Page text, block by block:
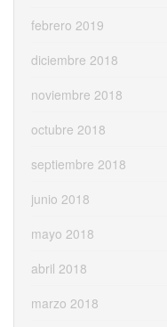
febrero 2019
diciembre 2018
noviembre 2018
octubre 2018
septiembre 2018
junio 2018
mayo 2018
abril 2018
marzo 2018